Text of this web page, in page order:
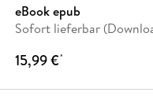
eBook epub
Sofort lieferbar
15,99 €*